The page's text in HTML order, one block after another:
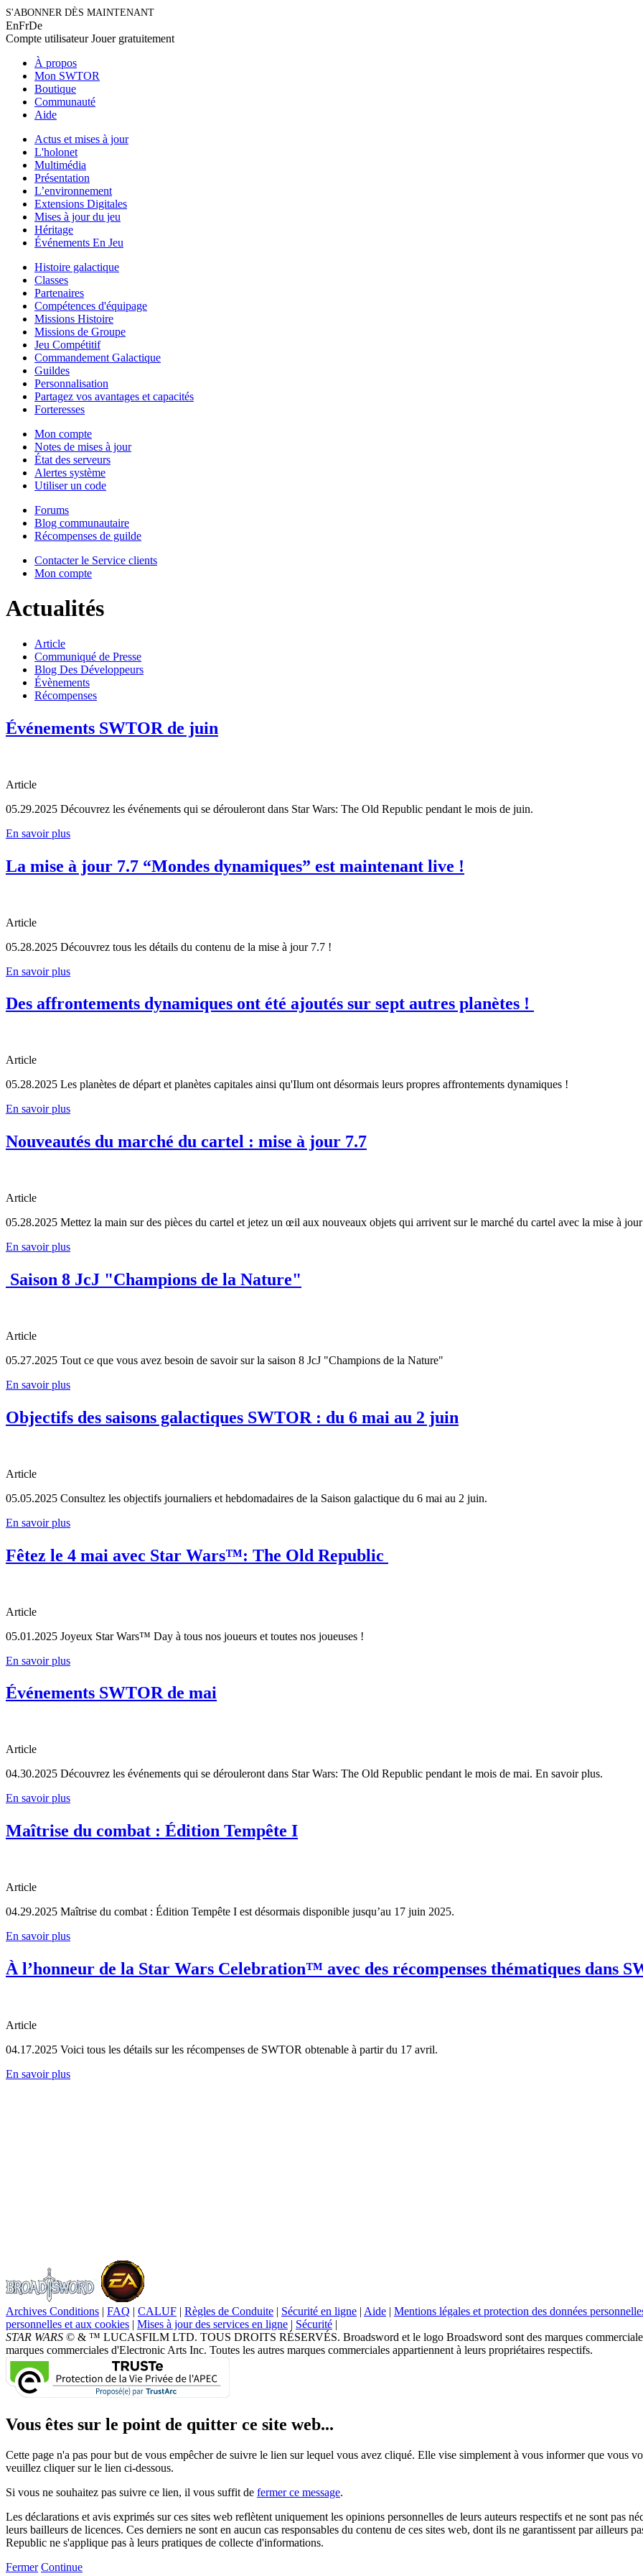
S'ABONNER DÈS MAINTENANT
EnFrDe
Compte utilisateurJouer gratuitement
À propos
Mon SWTOR
Boutique
Communauté
Aide
Actus et mises à jour
L'holonet
Multimédia
Présentation
L’environnement
Extensions Digitales
Mises à jour du jeu
Héritage
Événements En Jeu
Histoire galactique
Classes
Partenaires
Compétences d'équipage
Missions Histoire
Missions de Groupe
Jeu Compétitif
Commandement Galactique
Guildes
Personnalisation
Partagez vos avantages et capacités
Forteresses
Mon compte
Notes de mises à jour
État des serveurs
Alertes système
Utiliser un code
Forums
Blog communautaire
Récompenses de guilde
Contacter le Service clients
Mon compte
Actualités
Article
Communiqué de Presse
Blog Des Développeurs
Évènements
Récompenses
Événements SWTOR de juin
Article
05.29.2025 Découvrez les événements qui se dérouleront dans Star Wars: The Old Republic pendant le mois de juin.
En savoir plus
La mise à jour 7.7 “Mondes dynamiques” est maintenant live !
Article
05.28.2025 Découvrez tous les détails du contenu de la mise à jour 7.7 !
En savoir plus
Des affrontements dynamiques ont été ajoutés sur sept autres planètes !
Article
05.28.2025 Les planètes de départ et planètes capitales ainsi qu'Ilum ont désormais leurs propres affrontements dynamiques !
En savoir plus
Nouveautés du marché du cartel : mise à jour 7.7
Article
05.28.2025 Mettez la main sur des pièces du cartel et jetez un œil aux nouveaux objets qui arrivent sur le marché du cartel avec la mise à
En savoir plus
Saison 8 JcJ "Champions de la Nature"
Article
05.27.2025 Tout ce que vous avez besoin de savoir sur la saison 8 JcJ "Champions de la Nature"
En savoir plus
Objectifs des saisons galactiques SWTOR : du 6 mai au 2 juin
Article
05.05.2025 Consultez les objectifs journaliers et hebdomadaires de la Saison galactique du 6 mai au 2 juin.
En savoir plus
Fêtez le 4 mai avec Star Wars™: The Old Republic
Article
05.01.2025 Joyeux Star Wars™ Day à tous nos joueurs et toutes nos joueuses !
En savoir plus
Événements SWTOR de mai
Article
04.30.2025 Découvrez les événements qui se dérouleront dans Star Wars: The Old Republic pendant le mois de mai. En savoir plus.
En savoir plus
Maîtrise du combat : Édition Tempête I
Article
04.29.2025 Maîtrise du combat : Édition Tempête I est désormais disponible jusqu’au 17 juin 2025.
En savoir plus
À l’honneur de la Star Wars Celebration™ avec des récompenses thématiques dans
Article
04.17.2025 Voici tous les détails sur les récompenses de SWTOR obtenable à partir du 17 avril.
En savoir plus
Archives Conditions | FAQ | CALUF | Règles de Conduite | Sécurité en ligne | Aide | Mentions légales et protection des données
personnelles et aux cookies | Mises à jour des services en ligne | Sécurité |
STAR WARS © & ™ LUCASFILM LTD. TOUS DROITS RÉSERVÉS. Broadsword et le logo Broadsword sont des marques
marques commerciales d'Electronic Arts Inc. Toutes les autres marques commerciales appartiennent à leurs propriétaires respectifs.
Vous êtes sur le point de quitter ce site web...
Cette page n'a pas pour but de vous empêcher de suivre le lien sur lequel vous avez cliqué. Elle vise simplement à vous informer que vous
veuillez cliquer sur le lien ci-dessous.
Si vous ne souhaitez pas suivre ce lien, il vous suffit de fermer ce message.
Les déclarations et avis exprimés sur ces sites web reflètent uniquement les opinions personnelles de leurs auteurs respectifs et ne sont pas
leurs bailleurs de licences. Ces derniers ne sont en aucun cas responsables du contenu de ces sites web, dont ils ne garantissent par ailleurs
Republic ne s'applique pas à leurs pratiques de collecte d'informations.
Fermer Continue